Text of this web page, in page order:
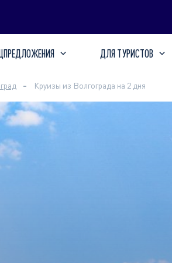
ДЛЯ ТУРИСТОВ
Круизы из Волгограда на 2 дня